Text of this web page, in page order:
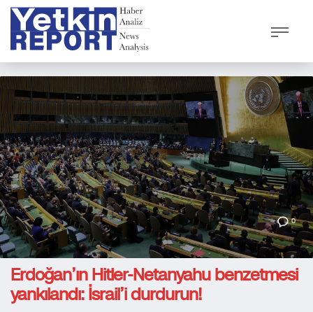
0
Erdoğan’ın Hitler-Netanyahu benzetmesi
yankılandı: İsrail’i durdurun!